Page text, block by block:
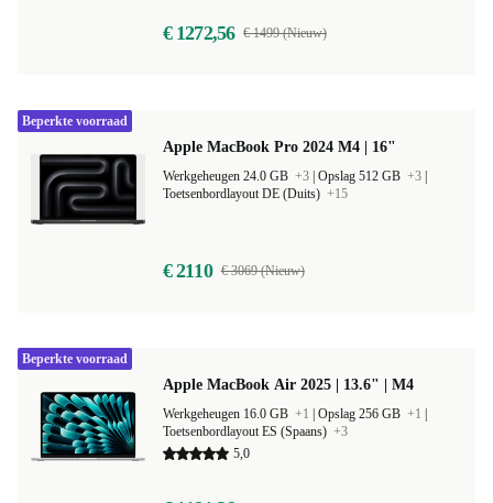
€ 1272,56 € 1499 (Nieuw)
Apple MacBook Pro 2024 M4 | 16"
Werkgeheugen 24.0 GB +3 Opslag 512 GB +3
Toetsenbordlayout DE (Duits) +15
€ 2110 € 3069 (Nieuw)
Beperkte voorraad
Apple MacBook Air 2025 | 13.6" | M4
Werkgeheugen 16.0 GB +1 Opslag 256 GB +1
Toetsenbordlayout ES (Spaans) +3
5,0
Beperkte voorraad